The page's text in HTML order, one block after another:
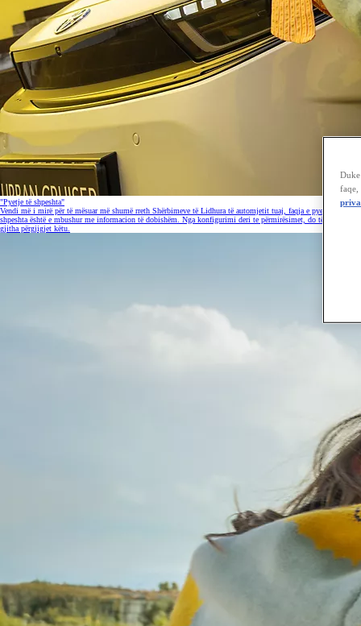
"Pyetje të shpeshta"
Vendi më i mirë për të mësuar më shumë rreth Shërbimeve të Lidhura të automjetit tuaj, faqja e pyetjeve të
shpeshta është e mbushur me informacion të dobishëm. Nga konfigurimi deri te përmirësimet, do të gjeni të
gjitha përgjigjet këtu.
faqe,